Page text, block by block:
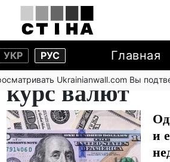
УКР РУС Главная
Ukrainianwall.com Вы
курс валют
и